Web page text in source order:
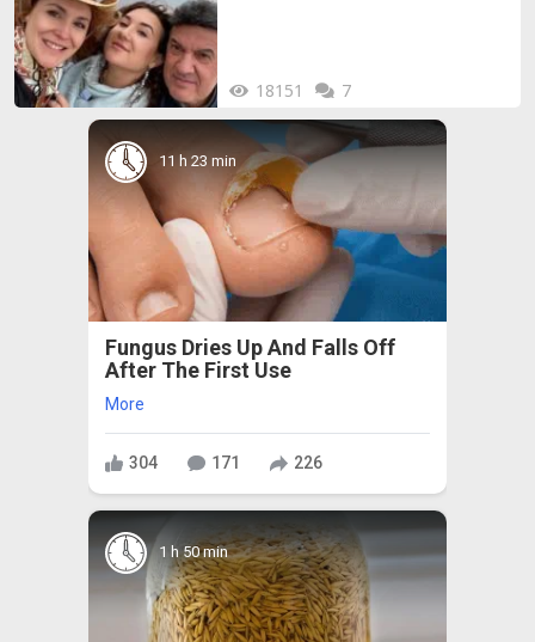
18151 7
11 h 23 min
Fungus Dries Up And Falls Off
After The First Use
More
304 171 226
1 h 50 min